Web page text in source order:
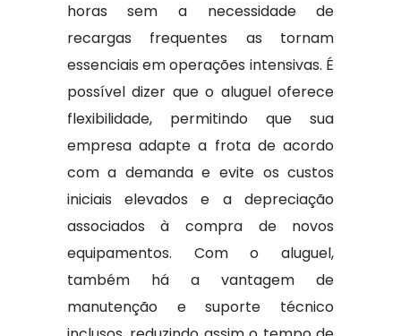
horas sem a necessidade de
recargas frequentes as tornam
essenciais em operações intensivas. É
possível dizer que o aluguel oferece
flexibilidade, permitindo que sua
empresa adapte a frota de acordo
com a demanda e evite os custos
iniciais elevados e a depreciação
associados à compra de novos
equipamentos. Com o aluguel,
também há a vantagem de
manutenção e suporte técnico